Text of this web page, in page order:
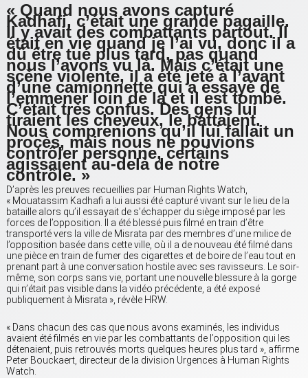
« Quand nous avons capturé
Kadhafi, c’était une grande pagaille.
Il y avait des combattants partout. Il
était en vie quand je l’ai vu, donc il a
dû être tué plus tard, pas quand
nous l’avons vu là. Mais c’était une
scène violente, il a été jeté à l’avant
d’une camionnette qui a essayé de
l’emmener loin de là et il est tombé.
C’était très confus. Des gens lui
tiraient les cheveux, le battaient.
Nous comprenions qu’il lui fallait un
procès, mais nous ne pouvions
contrôler personne, certains
agissaient au-delà de notre
contrôle. »
D’après les preuves recueillies par Human Rights Watch,
« Mouatassim Kadhafi a lui aussi été capturé vivant sur le lieu de la
bataille alors qu’il essayait de s’échapper du siège imposé par les
forces de l’opposition. Il a été blessé puis filmé en train d’être
transporté vers la ville de Misrata par des membres d’une milice de
l’opposition basée dans cette ville, où il a de nouveau été filmé dans
une pièce en train de fumer des cigarettes et de boire de l’eau tout en
prenant part à une conversation hostile avec ses ravisseurs. Le soir-
même, son corps sans vie, portant une nouvelle blessure à la gorge
qui n’était pas visible dans la vidéo précédente, a été exposé
publiquement à Misrata », révèle HRW.
« Dans chacun des cas que nous avons examinés, les individus
avaient été filmés en vie par les combattants de l’opposition qui les
détenaient, puis retrouvés morts quelques heures plus tard », affirme
Peter Bouckaert, directeur de la division Urgences à Human Rights
Watch.